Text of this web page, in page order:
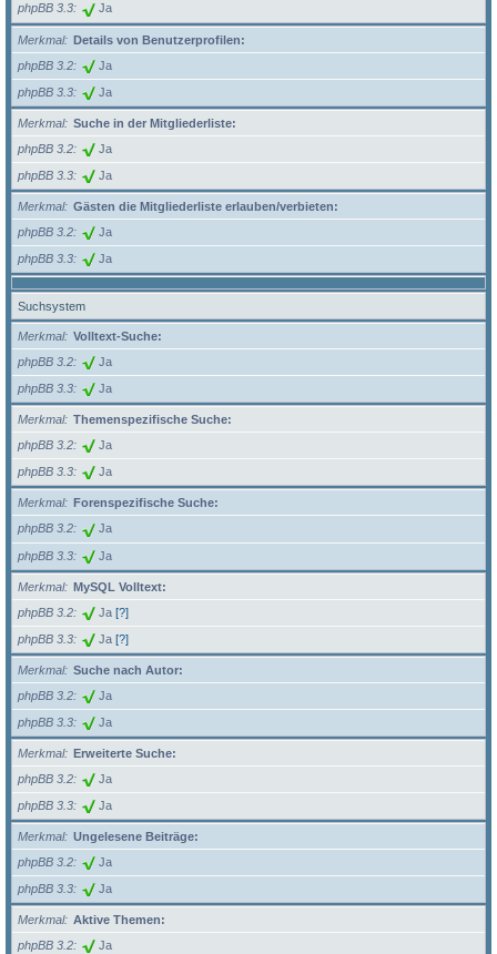
phpBB 3.3 Ja
Merkmal
Details von Benutzerprofilen:
phpBB 3.2
Ja
phpBB 3.3 Ja
Merkmal
Suche in der Mitgliederliste:
phpBB 3.2
Ja
phpBB 3.3 Ja
Merkmal
Gästen die Mitgliederliste erlauben/verbieten:
phpBB 3.2
Ja
phpBB 3.3 Ja
Suchsystem
Merkmal
Volltext-Suche:
phpBB 3.2
Ja
phpBB 3.3 Ja
Merkmal
Themenspezifische Suche:
phpBB 3.2
Ja
phpBB 3.3 Ja
Merkmal
Forenspezifische Suche:
phpBB 3.2
Ja
phpBB 3.3 Ja
Merkmal
MySQL Volltext:
phpBB 3.2
Ja [?]
phpBB 3.3 Ja [?]
Merkmal
Suche nach Autor:
phpBB 3.2
Ja
phpBB 3.3 Ja
Merkmal
Erweiterte Suche:
phpBB 3.2
Ja
phpBB 3.3 Ja
Merkmal
Ungelesene Beiträge:
phpBB 3.2
Ja
phpBB 3.3 Ja
Merkmal
Aktive Themen:
phpBB 3.2
Ja